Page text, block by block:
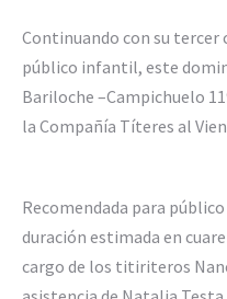
Continuando con su tercer
público infantil, este
Bariloche –Campichuelo
la Compañía Títeres al
Recomendada para
duración estimada en
cargo de los titiriteros